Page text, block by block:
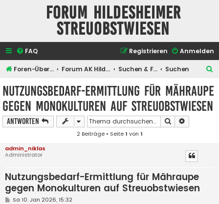
Forum Hildesheimer
Streuobstwiesen
FAQ Anmelden
Registrieren
Foren-Übersicht Forum AK Hildesheimer Streuobstwiesen Suchen & Finden Suchen
c
Nutzungsbedarf-Ermittlung für Mähraupe
gegen Monokulturen auf Streuobstwiesen
Antworten Suche
2 Beiträge • Seite1 von 1
admin_niklas
Administrator
Nutzungsbedarf-Ermittlung für Mähraupe
gegen Monokulturen auf Streuobstwiesen
BSa 10. Jan 2026, 15:32